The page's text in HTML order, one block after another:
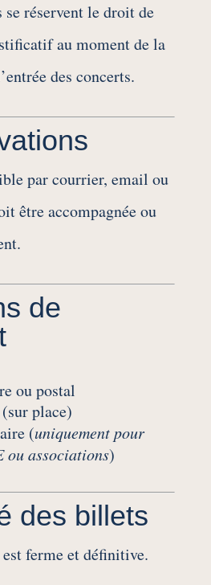
se réservent le droit de
au moment de la
des concerts.
par courrier, email ou
être accompagnée ou
de
ou postal
place)
(uniquement pour
ou associations)
des billets
ferme et définitive.